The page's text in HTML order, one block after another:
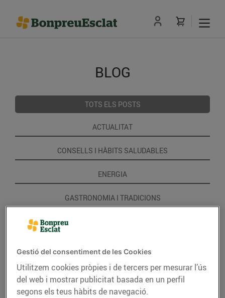
BLOG
TOTS ELS POSTS
ACTUALITAT
CONSELLS I HÀBITS SALUDABLES
ENERGIA
GASTRONOMIA I TRADICIONS
Gestió del consentiment de les Cookies
Utilitzem cookies pròpies i de tercers per mesurar l’ús
del web i mostrar publicitat basada en un perfil
segons els teus hàbits de navegació.